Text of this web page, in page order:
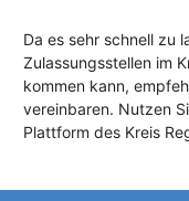
Da es sehr schnell zu
Zulassungsstellen im
kommen kann,
vereinbaren. Nutzen
Plattform des Kreis